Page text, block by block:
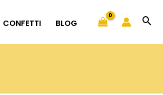
CONFETTI BLOG